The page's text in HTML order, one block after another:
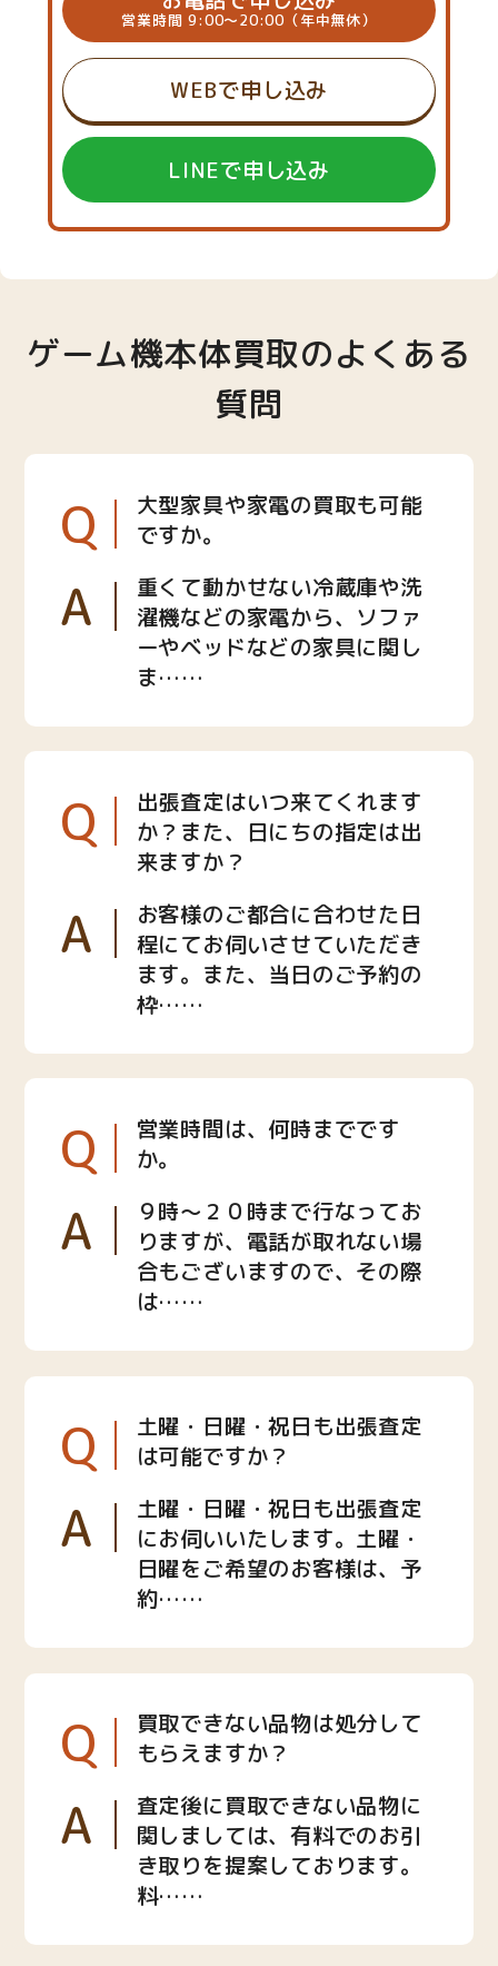
営業時間 9:00～20:00（年中無休）
WEBで申し込み
LINEで申し込み
ゲーム機本体買取のよくある
質問
Q
大型家具や家電の買取も可能
ですか。
A
重くて動かせない冷蔵庫や洗
濯機などの家電から、ソファ
ーやベッドなどの家具に関し
ま……
Q
出張査定はいつ来てくれます
か？また、日にちの指定は出
来ますか？
A
お客様のご都合に合わせた日
程にてお伺いさせていただき
ます。また、当日のご予約の
枠……
Q
営業時間は、何時までです
か。
A
９時〜２０時まで行なってお
りますが、電話が取れない場
合もございますので、その際
は……
Q
土曜・日曜・祝日も出張査定
は可能ですか？
A
土曜・日曜・祝日も出張査定
にお伺いいたします。土曜・
日曜をご希望のお客様は、予
約……
Q
買取できない品物は処分して
もらえますか？
A
査定後に買取できない品物に
関しましては、有料でのお引
き取りを提案しております。
料……